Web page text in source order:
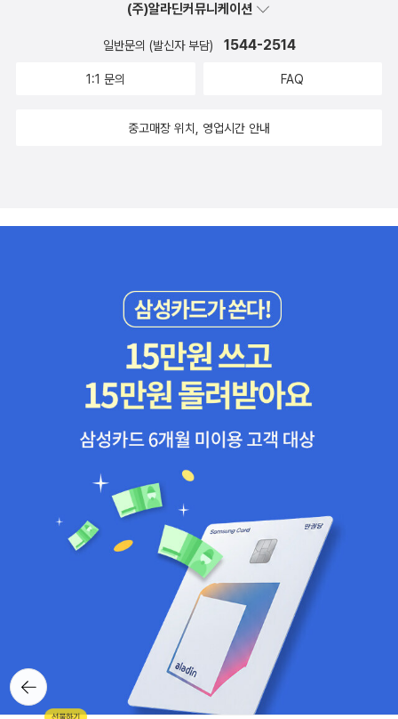
것은 대상이 지니고 있는 잠재성을 부정하는 것, 그리하여
않는 곳에서는 가장 현명한 해결책을 질문이라고 부른다”는
시인의 진술을 신뢰한다면 정영효의 시는 ‘질문’의 시라고
돌아온 일을 생각이라고 부른다”(「언덕을 넘는 사람들」)라는
평화로운 광경”임을 알면서도 끝끝내 뾰족한 질문을 던지고
야 마는 정영효 시의 화자는 “비슷한 모습들이 비슷한 일들
을 감추는 평화”로운 상태를 떠나 “나를 드러낸 채 뜨겁게
달리고 싶”(「종착지」)다고 말한다. 그러니 어느새 답하기 어
려운 하나의 거대한 질문이 되어 있는 이 시집 앞에서 우리
는 그저 시인을 따라 “내용이 가리키는 것을 기억”하며 “제
어서면 문밖의 질문으로 가득차버리는 곳”(「자료실」)에서,
간명하게 놓여 있는 제목은 지워버리고 그 내용만을 맞추고
쌓으면서. 그렇게 쌓아올린 것을 다시 또 부수고 골똘히 들
여다보면서. 그 마음은 또 무엇이라 부를 수 있을까? 아직은
모른다. 다만 그 “이름이 저무는 쪽에”(「도달할 미래」) 선 우
리가 비로소 “조금 더 먼 곳에 도착”(「종착지」)할 것임은 알
열리는 믿음』 이후 8년 만에 두번째 시집 『날씨가 되기 전까
지 안개는 자유로웠고』를 출간하셨어요. 그동안 어떻게 지내
알았는데 나타난다 어디로든 이어지기 위해 드러났고 정확
하게 믿을 때 가까워진다찾으려고 하면 언제든 앞에 있다 -
뒤로가
기
(주)알라딘커뮤니케이션
일반문의 (발신자 부담) 1544-2514
1:1 문의 FAQ
중고매장 위치, 영업시간 안내